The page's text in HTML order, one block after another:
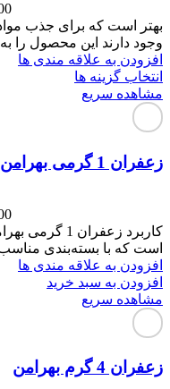
بهتر است که برای جذب
وجود دارند این محصول را
افزودن به علاقه مندی ها
انتخاب گزینه ها
مشاهده سریع
زعفران 1 گرمی بهرامن
کاربرد
است که با بسته‌بندی
افزودن به علاقه مندی ها
افزودن به سبد خرید
مشاهده سریع
زعفران 4 گرم بهرامن